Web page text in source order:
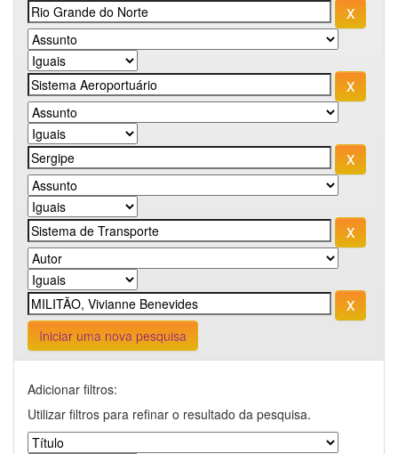
Iniciar uma nova pesquisa
Adicionar filtros:
Utilizar filtros para refinar o resultado da pesquisa.